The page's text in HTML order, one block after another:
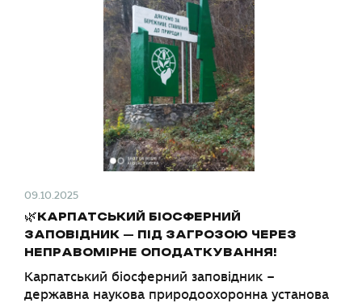
09.10.2025
🌿КАРПАТСЬКИЙ БІОСФЕРНИЙ
ЗАПОВІДНИК – ПІД ЗАГРОЗОЮ ЧЕРЕЗ
НЕПРАВОМІРНЕ ОПОДАТКУВАННЯ!
Карпатський біосферний заповідник –
державна наукова природоохоронна установа